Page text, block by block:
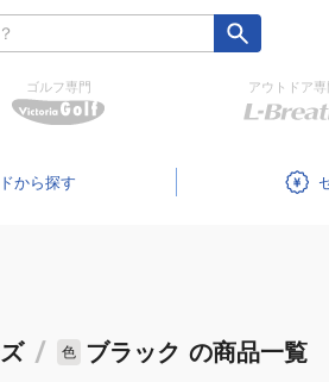
ゴルフ専門 アウトドア専
/ 色 ブラック の商品一覧